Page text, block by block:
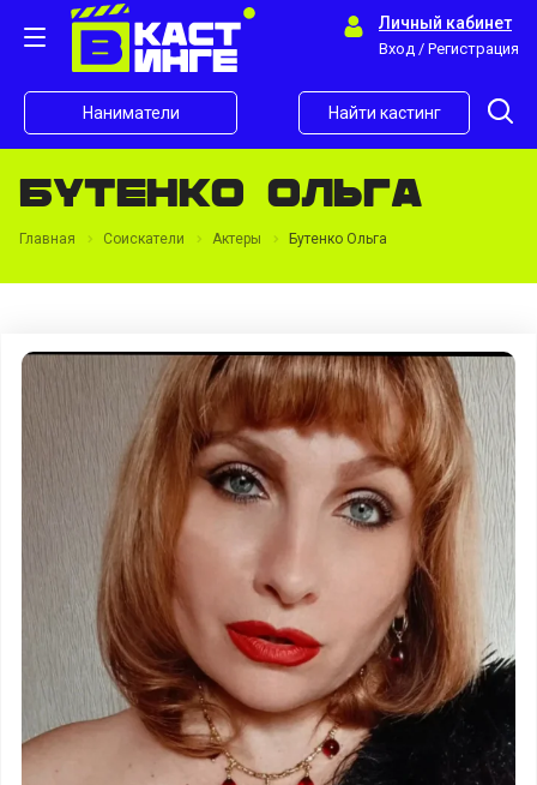
Личный кабинет
Вход / Регистрация
Наниматели Найти кастинг
Бутенко Ольга
Главная Соискатели Актеры Бутенко Ольга